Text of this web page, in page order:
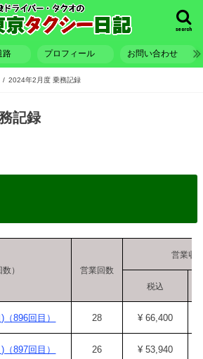
search
路 プロフィール お問い合わせ
2024年2月度 乗務記録
記録
） 営業回数
営業収
税込
896回目） 28 ¥ 66,400
897回目） 26 ¥ 53,940